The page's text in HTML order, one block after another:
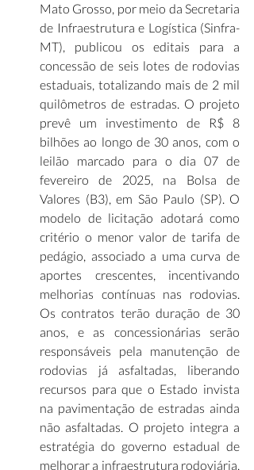
Mato Grosso, por meio da Secretaria
de Infraestrutura e Logística (Sinfra-
MT), publicou os editais para a
concessão de seis lotes de rodovias
estaduais, totalizando mais de 2 mil
quilômetros de estradas. O projeto
prevê um investimento de R$ 8
bilhões ao longo de 30 anos, com o
leilão marcado para o dia 07 de
fevereiro de 2025, na Bolsa de
Valores (B3), em São Paulo (SP). O
modelo de licitação adotará como
critério o menor valor de tarifa de
pedágio, associado a uma curva de
aportes crescentes, incentivando
melhorias contínuas nas rodovias.
Os contratos terão duração de 30
anos, e as concessionárias serão
responsáveis pela manutenção de
rodovias já asfaltadas, liberando
recursos para que o Estado invista
na pavimentação de estradas ainda
não asfaltadas. O projeto integra a
estratégia do governo estadual de
melhorar a infraestrutura rodoviária,